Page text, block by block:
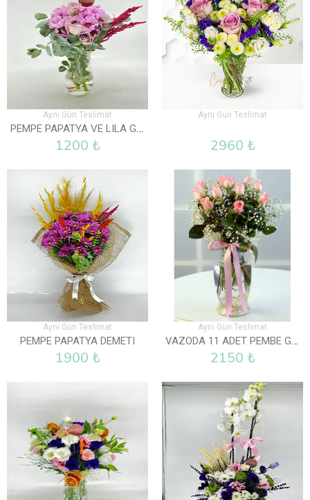
Aynı Gün Teslimat
PEMPE PAPATYA VE LILA GÜL VAZOLU
1200 ₺
Aynı Gün Teslimat
2960 ₺
Aynı Gün Teslimat
PEMPE PAPATYA DEMETI
1900 ₺
Aynı Gün Teslimat
VAZODA 11 ADET PEMBE GÜL
2150 ₺